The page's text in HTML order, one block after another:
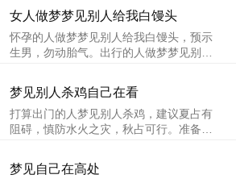
家，预示着财运不容乐观，收入和支出的
差距比较大，不过有人会请客或送你东
西，还是可以弥补的。
女人做梦梦见别人给我白馒头
怀孕的人做梦梦见别人给我白馒头，预示
生男，勿动胎气。出行的人做梦梦见别人
着不可太亲信朋友，有恩将仇报之事，勿
信传言。
梦见别人杀鸡自己在看
打算出门的人梦见别人杀鸡，建议夏占有
阻碍，慎防水火之灾，秋占可行。准备考
佳，影响录取分数。谈婚论嫁的人梦见别
人杀鸡，说明若不能三方委屈还就，无法
梦见自己在高处